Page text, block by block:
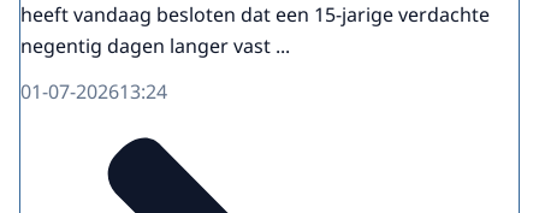
heeft vandaag besloten dat een 15-jarige verdachte
negentig dagen langer vast ...
01-07-202613:24